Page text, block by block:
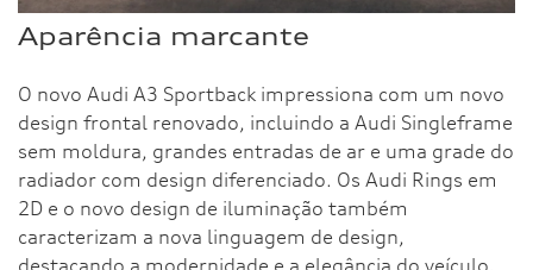
Aparência marcante
O novo Audi A3 Sportback impressiona com um novo
design frontal renovado, incluindo a Audi Singleframe
sem moldura, grandes entradas de ar e uma grade do
radiador com design diferenciado. Os Audi Rings em
2D e o novo design de iluminação também
caracterizam a nova linguagem de design,